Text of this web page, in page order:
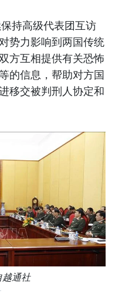
持高级代表团互访
势力影响到两国传统
方互相提供有关恐怖
的信息，帮助对方国
移交被判刑人协定和
越通社